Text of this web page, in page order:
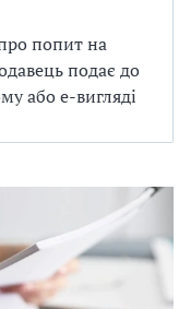
попит на
подає до
або е-вигляді